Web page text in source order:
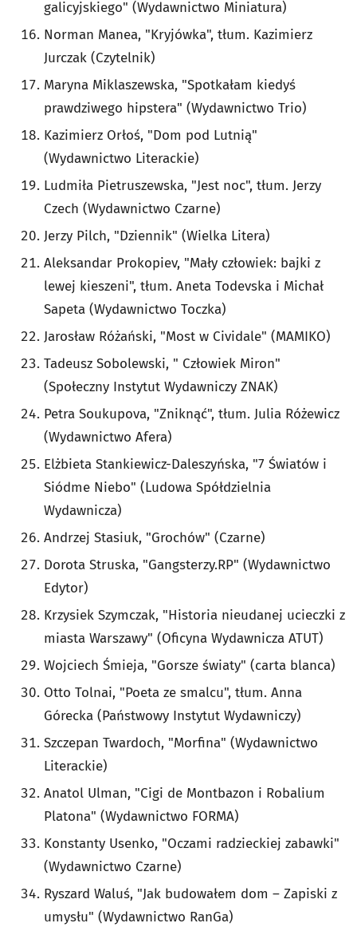
galicyjskiego" (Wydawnictwo Miniatura)
Norman Manea, "Kryjówka", tłum. Kazimierz
Jurczak (Czytelnik)
Maryna Miklaszewska, "Spotkałam kiedyś
prawdziwego hipstera" (Wydawnictwo Trio)
Kazimierz Orłoś, "Dom pod Lutnią"
(Wydawnictwo Literackie)
Ludmiła Pietruszewska, "Jest noc", tłum. Jerzy
Czech (Wydawnictwo Czarne)
Jerzy Pilch, "Dziennik" (Wielka Litera)
Aleksandar Prokopiev, "Mały człowiek: bajki z
lewej kieszeni", tłum. Aneta Todevska i Michał
Sapeta (Wydawnictwo Toczka)
Jarosław Różański, "Most w Cividale" (MAMIKO)
Tadeusz Sobolewski, " Człowiek Miron"
(Społeczny Instytut Wydawniczy ZNAK)
Petra Soukupova, "Zniknąć", tłum. Julia Różewicz
(Wydawnictwo Afera)
Elżbieta Stankiewicz-Daleszyńska, "7 Światów i
Siódme Niebo" (Ludowa Spółdzielnia
Wydawnicza)
Andrzej Stasiuk, "Grochów" (Czarne)
Dorota Struska, "Gangsterzy.RP" (Wydawnictwo
Edytor)
Krzysiek Szymczak, "Historia nieudanej ucieczki z
miasta Warszawy" (Oficyna Wydawnicza ATUT)
Wojciech Śmieja, "Gorsze światy" (carta blanca)
Otto Tolnai, "Poeta ze smalcu", tłum. Anna
Górecka (Państwowy Instytut Wydawniczy)
Szczepan Twardoch, "Morfina" (Wydawnictwo
Literackie)
Anatol Ulman, "Cigi de Montbazon i Robalium
Platona" (Wydawnictwo FORMA)
Konstanty Usenko, "Oczami radzieckiej zabawki"
(Wydawnictwo Czarne)
Ryszard Waluś, "Jak budowałem dom – Zapiski z
umysłu" (Wydawnictwo RanGa)